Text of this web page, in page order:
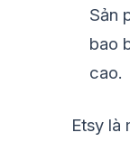
Sản
bao
cao.
Etsy là